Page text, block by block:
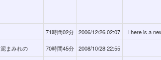
71時間02分 2006/12/26 02:07 There is a
まみれの 70時間45分 2008/10/28 22:55